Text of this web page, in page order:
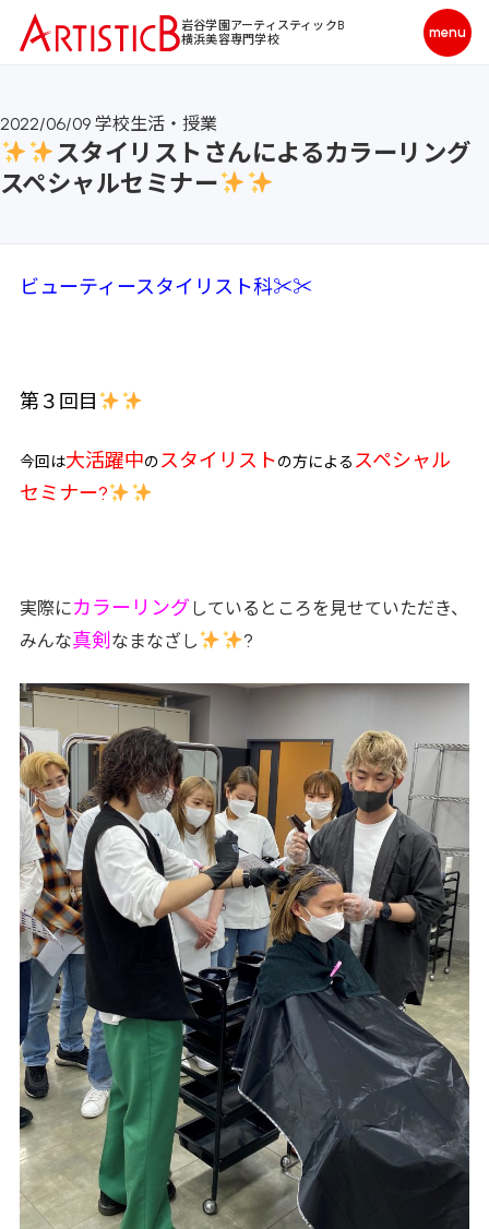
岩谷学園アーティスティックB
横浜美容専門学校
2022/06/09 学校生活・授業
スタイリストさんによるカラーリング
スペシャルセミナー
ビューティースタイリスト科✂✂
第３回目
今回は大活躍中のスタイリストの方による スペシャル
セミナー?
実際にカラーリング しているところを見せていただき、
みんな真剣 なまなざし ?